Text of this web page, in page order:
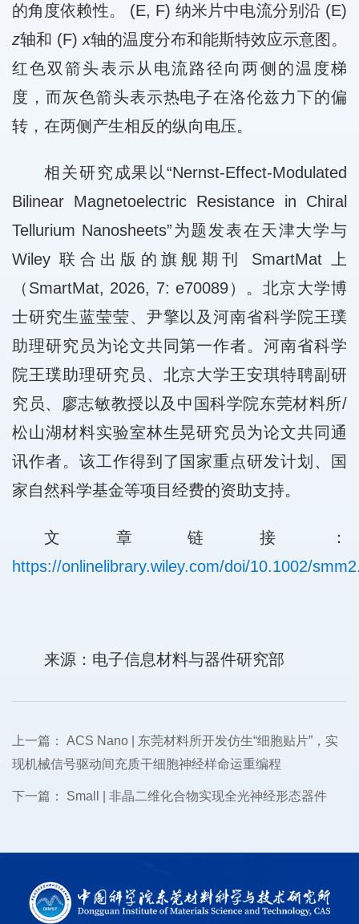
的角度依赖性。 (E, F) 纳米片中电流分别沿 (E)
z轴和 (F) x轴的温度分布和能斯特效应示意图。
红色双箭头表示从电流路径向两侧的温度梯
度，而灰色箭头表示热电子在洛伦兹力下的偏
转，在两侧产生相反的纵向电压。
相关研究成果以“Nernst-Effect-Modulated
Bilinear Magnetoelectric Resistance in Chiral
Tellurium Nanosheets”为题发表在天津大学与
Wiley 联合出版的旗舰期刊 SmartMat 上
（SmartMat, 2026, 7: e70089）。北京大学博
士研究生蓝莹莹、尹擎以及河南省科学院王璞
助理研究员为论文共同第一作者。河南省科学
院王璞助理研究员、北京大学王安琪特聘副研
究员、廖志敏教授以及 中国科学院东莞材料所/
松山湖材料实验室林生晃研究员为论文共同通
讯作者。该工作得到了国家重点研发计划、国
家自然科学基金等项目经费的资助支持。
文章链接：
https://onlinelibrary.wiley.com/doi/10.1002/
来源：电子信息材料与器件研究部
上一篇：
ACS Nano | 东莞材料所开发仿生“细胞贴片”，实
现机械信号驱动间充质干细胞神经样命运重编程
下一篇： Small | 非晶二维化合物实现全光神经形态器件